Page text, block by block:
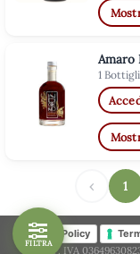
FILTRA
Amaro
1
‹ 1
Privacy Policy
P. IVA